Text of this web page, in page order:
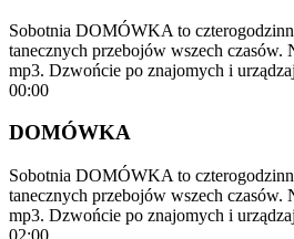
Sobotnia DOMÓWKA to
tanecznych przebojów wszech czasów.
mp3. Dzwońcie po znajomych i
00:00
DOMÓWKA
Sobotnia DOMÓWKA to
tanecznych przebojów wszech czasów.
mp3. Dzwońcie po znajomych i
02:00